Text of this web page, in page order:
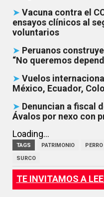
➤ Vacuna contra el
ensayos clínicos al
voluntarios
➤ Peruanos
“No queremos
➤ Vuelos
México, Ecuador,
➤ Denuncian a fiscal
Ávalos por nexo con
Loading...
TAGS PATRIMONIO
SURCO
TE INVITAMOS A